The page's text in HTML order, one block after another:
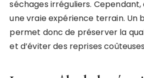
séchages irréguliers.
une vraie expérience terrain. Un
permet donc de préserver la
et d’éviter des reprises